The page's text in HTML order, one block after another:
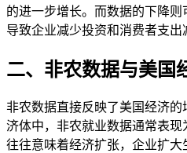
的进一步增长。而数据的下降则
导致企业减少投资和消费者支出
二、非农数据与美国
非农数据直接反映了美国经济
济体中，非农就业数据通常表
往往意味着经济扩张，企业扩